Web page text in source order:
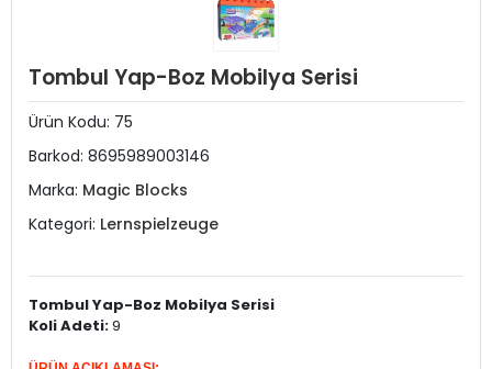
Tombul Yap-Boz Mobilya Serisi
Ürün Kodu: 75
Barkod: 8695989003146
Marka: Magic Blocks
Kategori: Lernspielzeuge
Tombul Yap-Boz Mobilya Serisi
Koli Adeti:9